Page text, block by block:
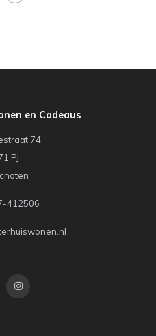
en Cadeaus
74
PJ
412506